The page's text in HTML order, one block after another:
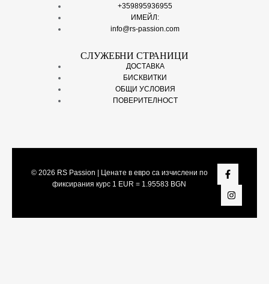
+359895936955
ИМЕЙЛ:
info@rs-passion.com
СЛУЖЕБНИ СТРАНИЦИ
ДОСТАВКА
БИСКВИТКИ
ОБЩИ УСЛОВИЯ
ПОВЕРИТЕЛНОСТ
© 2026 RS Passion | Ценате в евро са изчислени по
фиксирания курс 1 EUR = 1.95583 BGN